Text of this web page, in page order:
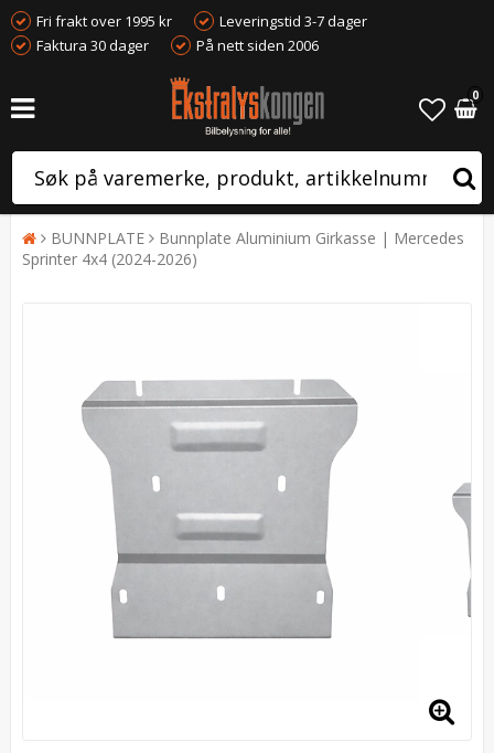
Fri frakt over 1995 kr
Leveringstid 3-7 dager
Faktura 30 dager
På nett siden 2006
0
BUNNPLATE
Bunnplate Aluminium Girkasse | Mercedes
Sprinter 4x4 (2024-2026)